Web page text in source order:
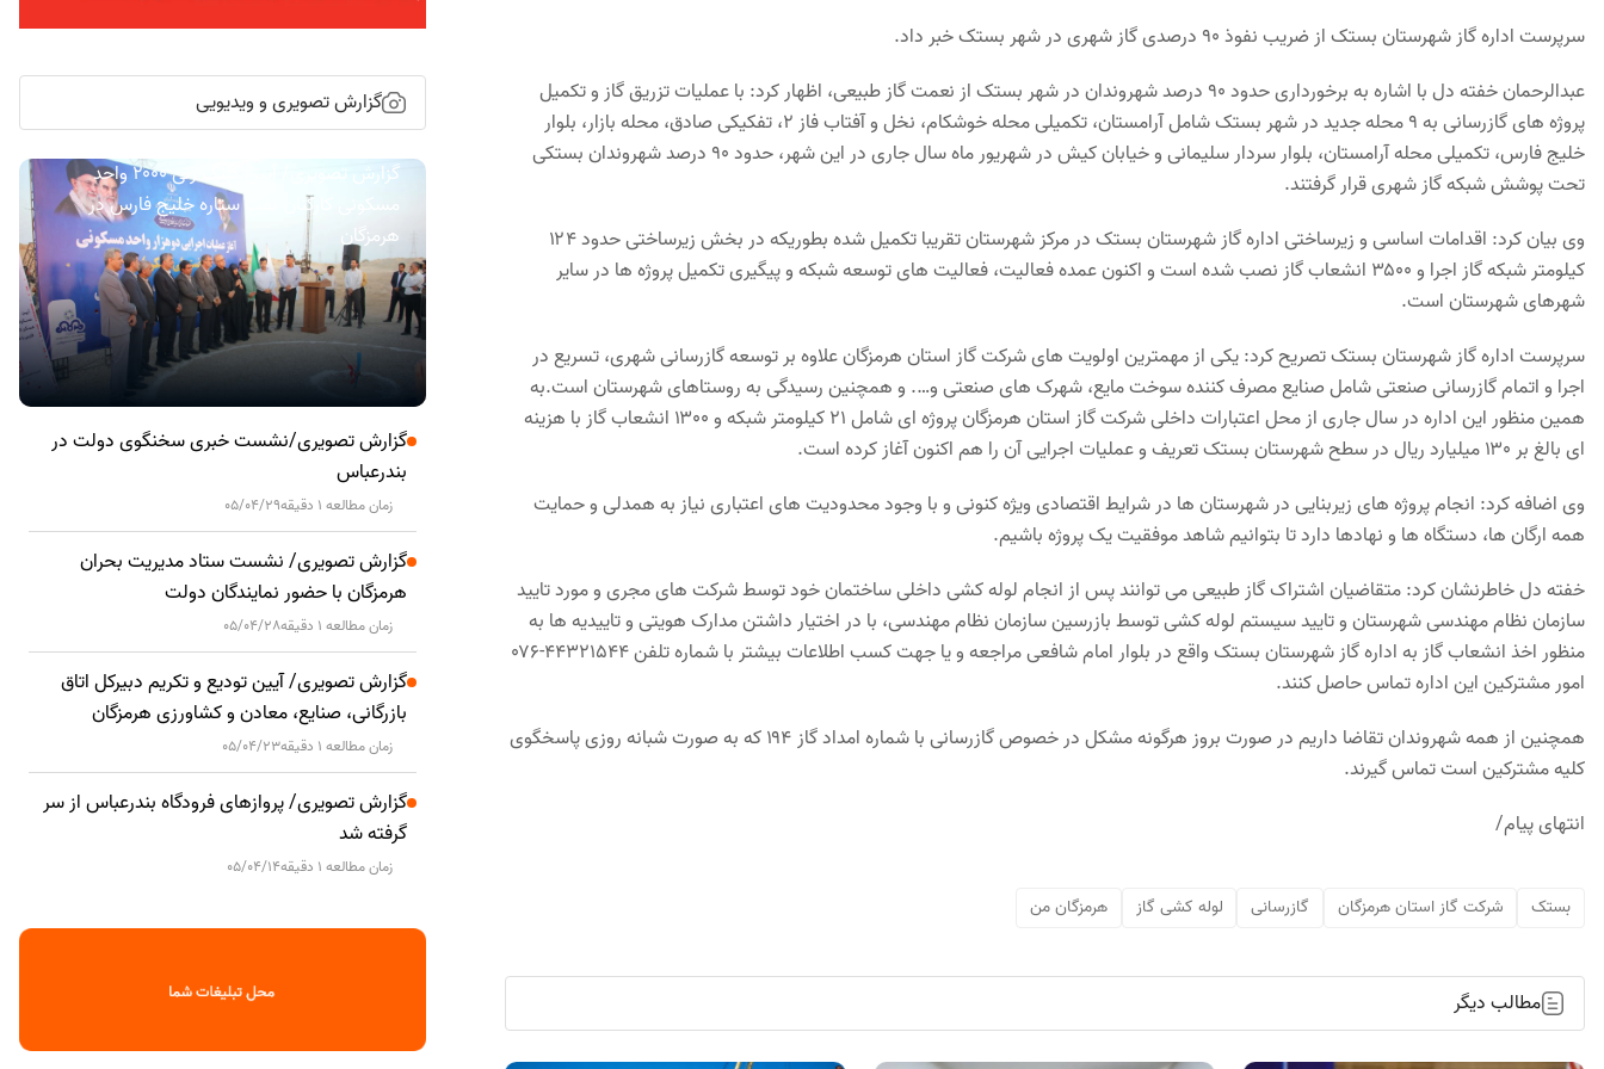
سرپرست اداره گاز شهرستان بستک از ضریب نفوذ 90 درصدی گاز شهری در شهر بستک خبر داد.
عبدالرحمان خفته دل با اشاره به برخورداری حدود ۹۰ درصد شهروندان در شهر بستک از نعمت گاز طبیعی، اظهار کرد: با عملیات تزریق گاز و تکمیل
پروژه های گازرسانی به ۹ محله جدید در شهر بستک شامل آرامستان، تکمیلی محله خوشکام، نخل و آفتاب فاز ۲، تفکیکی صادق، محله بازار، بلوار
خلیج فارس، تکمیلی محله آرامستان، بلوار سردار سلیمانی و خیابان کیش در شهریور ماه سال جاری در این شهر، حدود ۹۰ درصد شهروندان بستکی
تحت پوشش شبکه گاز شهری قرار گرفتند.
وی بیان کرد: اقدامات اساسی و زیرساختی اداره گاز شهرستان بستک در مرکز شهرستان تقریبا تکمیل شده بطوریکه در بخش زیرساختی حدود ۱۲۴
کیلومتر شبکه گاز اجرا و ۳۵۰۰ انشعاب گاز نصب شده است و اکنون عمده فعالیت، فعالیت های توسعه شبکه و پیگیری تکمیل پروژه ها در سایر
شهرهای شهرستان است.
سرپرست اداره گاز شهرستان بستک تصریح کرد: یکی از مهمترین اولویت های شرکت گاز استان هرمزگان علاوه بر توسعه گازرسانی شهری، تسریع در
اجرا و اتمام گازرسانی صنعتی شامل صنایع مصرف کننده سوخت مایع، شهرک های صنعتی و…. و همچنین رسیدگی به روستاهای شهرستان است.به
همین منظور این اداره در سال جاری از محل اعتبارات داخلی شرکت گاز استان هرمزگان پروژه ای شامل ۲۱ کیلومتر شبکه و ۱۳۰۰ انشعاب گاز با هزینه
ای بالغ بر ۱۳۰ میلیارد ریال در سطح شهرستان بستک تعریف و عملیات اجرایی آن را هم اکنون آغاز کرده است.
وی اضافه کرد: انجام پروژه های زیربنایی در شهرستان ها در شرایط اقتصادی ویژه کنونی و با وجود محدودیت های اعتباری نیاز به همدلی و حمایت
همه ارگان ها، دستگاه ها و نهادها دارد تا بتوانیم شاهد موفقیت یک پروژه باشیم.
خفته دل خاطرنشان کرد: متقاضیان اشتراک گاز طبیعی می توانند پس از انجام لوله کشی داخلی ساختمان خود توسط شرکت های مجری و مورد تایید
سازمان نظام مهندسی شهرستان و تایید سیستم لوله کشی توسط بازرسین سازمان نظام مهندسی، با در اختیار داشتن مدارک هویتی و تاییدیه ها به
منظور اخذ انشعاب گاز به اداره گاز شهرستان بستک واقع در بلوار امام شافعی مراجعه و یا جهت کسب اطلاعات بیشتر با شماره تلفن ۴۴۳۲۱۵۴۴-۰۷۶
امور مشترکین این اداره تماس حاصل کنند.
همچنین از همه شهروندان تقاضا داریم در صورت بروز هرگونه مشکل در خصوص گازرسانی با شماره امداد گاز ۱۹۴ که به صورت شبانه روزی پاسخگوی
کلیه مشترکین است تماس گیرند.
انتهای پیام/
بستک شرکت گاز استان هرمزگان گازرسانی لوله کشی گاز هرمزگان من
مطالب دیگر
گزارش تصویری و ویدیویی
گزارش تصویری/ آیین کلنگ زنی ۲۰۰۰ واحد
مسکونی کارکنان نفت ستاره خلیج فارس در
هرمزگان
گزارش تصویری/نشست خبری سخنگوی دولت در
بندرعباس
زمان مطالعه 1 دقیقه 05/04/29
گزارش تصویری/ نشست ستاد مدیریت بحران
هرمزگان با حضور نمایندگان دولت
زمان مطالعه 1 دقیقه 05/04/28
گزارش تصویری/ آیین تودیع و تکریم دبیرکل اتاق
بازرگانی، صنایع، معادن و کشاورزی هرمزگان
زمان مطالعه 1 دقیقه 05/04/23
گزارش تصویری/ پروازهای فرودگاه بندرعباس از سر
گرفته شد
زمان مطالعه 1 دقیقه 05/04/14